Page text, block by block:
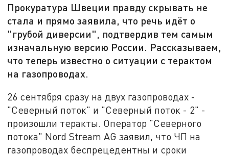
Прокуратура Швеции правду скрывать не
стала и прямо заявила, что речь идёт о
"грубой диверсии", подтвердив тем самым
изначальную версию России. Рассказываем,
что теперь известно о ситуации с терактом
на газопроводах.
26 сентября сразу на двух газопроводах -
"Северный поток" и "Северный поток - 2" -
произошли теракты. Оператор "Северного
потока" Nord Stream AG заявил, что ЧП на
газопроводах беспрецедентны и сроки